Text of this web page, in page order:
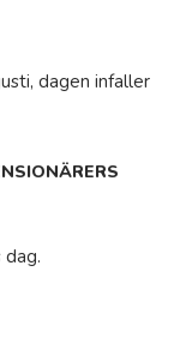
dagen infaller